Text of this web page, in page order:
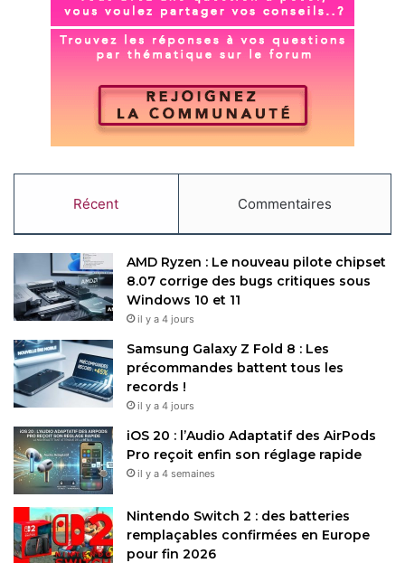
logicielle). Un vrai plus pour les amateurs de
streaming.
Signature de PDF: Plus besoin d’un logiciel tiers pour
signer vos documents PDF. Faites-le directement
dans Firefox et sauvegardez votre signature pour la
prochaine fois.
Math.sumPrecise() pour des calculs précis, la prise en
charge de la propriété CSS hyphenate-limit-chars pour
contrôler les césures, ou encore des améliorations dans la
gestion des SVG et des polices dans l’inspecteur. L’API
Temporal, utile pour manipuler dates et heures, est aussi
activée par défaut dans la version Nightly.
La mise à jour se déploie automatiquement via le menu
“Aide” > “À propos de Firefox”. Si vous préférez,
téléchargez-la directement sur
Les versions ESR, destinées aux entreprises ou aux
utilisateurs privilégiant la stabilité, sont aussi disponibles.
Restez connecté via Google News
Suivez-nous pour les dernières mises à jour et guides.
Récent Commentaires
AMD Ryzen : Le nouveau pilote chipset
8.07 corrige des bugs critiques sous
Windows 10 et 11
il y a 4 jours
Samsung Galaxy Z Fold 8 : Les
précommandes battent tous les
records !
il y a 4 jours
iOS 20 : l’Audio Adaptatif des AirPods
Pro reçoit enfin son réglage rapide
il y a 4 semaines
Nintendo Switch 2 : des batteries
remplaçables confirmées en Europe
pour fin 2026